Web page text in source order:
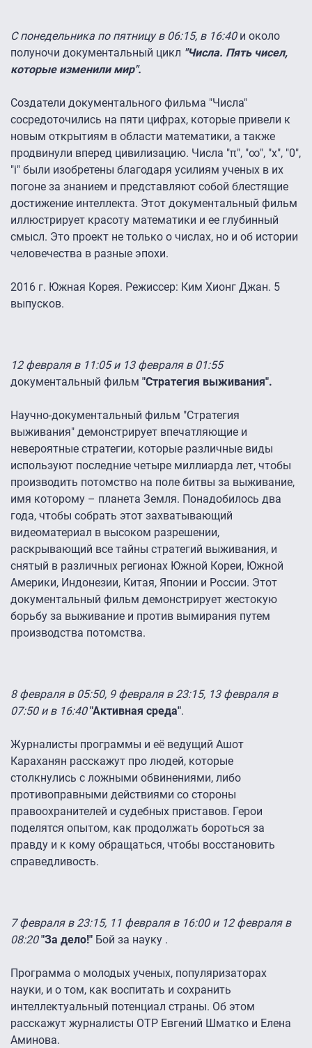
С понедельника по пятницу в 06:15, в 16:40и около
полуночи документальный цикл "Числа. Пять чисел,
которые изменили мир".
Создатели документального фильма "Числа"
сосредоточились на пяти цифрах, которые привели к
новым открытиям в области математики, а также
продвинули вперед цивилизацию. Числа "π", "∞", "x", "0",
"i" были изобретены благодаря усилиям ученых в их
погоне за знанием и представляют собой блестящие
достижение интеллекта. Этот документальный фильм
иллюстрирует красоту математики и ее глубинный
смысл. Это проект не только о числах, но и об истории
человечества в разные эпохи.
2016 г. Южная Корея. Режиссер: Ким Хионг Джан. 5
выпусков.
12 февраля в 11:05 и 13 февраля в 01:55
документальный фильм "Стратегия выживания".
Научно-документальный фильм "Стратегия
выживания" демонстрирует впечатляющие и
невероятные стратегии, которые различные виды
используют последние четыре миллиарда лет, чтобы
производить потомство на поле битвы за выживание,
имя которому – планета Земля. Понадобилось два
года, чтобы собрать этот захватывающий
видеоматериал в высоком разрешении,
раскрывающий все тайны стратегий выживания, и
снятый в различных регионах Южной Кореи, Южной
Америки, Индонезии, Китая, Японии и России. Этот
документальный фильм демонстрирует жестокую
борьбу за выживание и против вымирания путем
производства потомства.
8 февраля в 05:50, 9 февраля в 23:15, 13 февраля в
07:50 и в 16:40"Активная среда".
Журналисты программы и её ведущий Ашот
Караханян расскажут про людей, которые
столкнулись с ложными обвинениями, либо
противоправными действиями со стороны
правоохранителей и судебных приставов. Герои
поделятся опытом, как продолжать бороться за
правду и к кому обращаться, чтобы восстановить
справедливость.
7 февраля в 23:15, 11 февраля в 16:00 и 12 февраля в
08:20 "За дело!" Бой за науку .
Программа о молодых ученых, популяризаторах
науки, и о том, как воспитать и сохранить
интеллектуальный потенциал страны. Об этом
расскажут журналисты ОТР Евгений Шматко и Елена
Аминова.